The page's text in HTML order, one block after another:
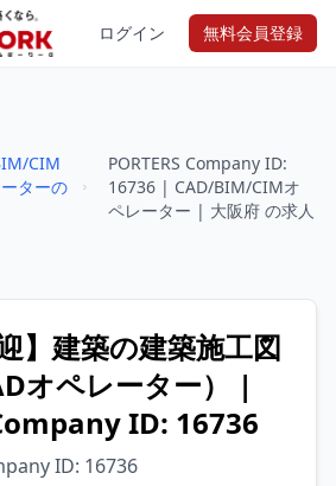
ログイン 無料会員登録
CIM
ターの
PORTERS Company ID:
16736 | CAD/BIM/CIMオ
ペレーター | 大阪府 の求人
】建築の建築施工図
オペレーター） |
ID: 16736
ID: 16736